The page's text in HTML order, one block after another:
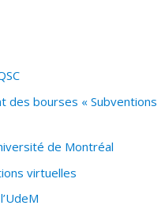
des bourses « Subventions
de Montréal
virtuelles